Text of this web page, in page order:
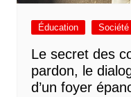
Éducation Société
Le secret des
pardon, le
d’un foyer